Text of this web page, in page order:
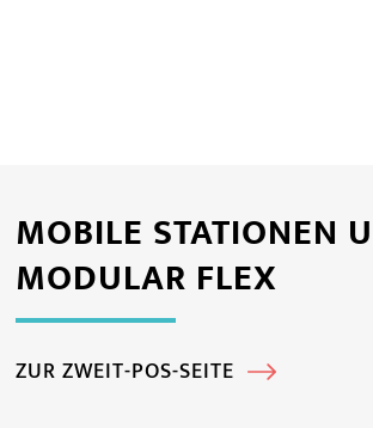
MOBILE STATIONEN
MODULAR FLEX
ZUR ZWEIT-POS-SEITE